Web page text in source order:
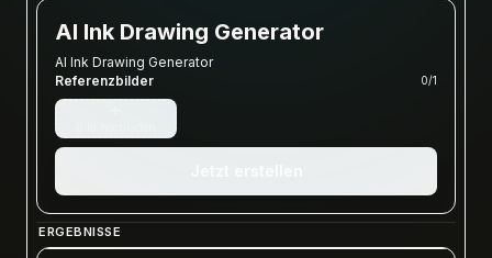
AI Ink Drawing Generator
AI Ink Drawing Generator
Referenzbilder
0/1
ERGEBNISSE